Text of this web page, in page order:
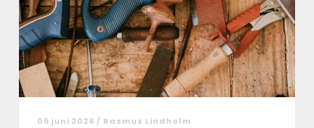
05 juni 2026 / Rasmus Lindholm